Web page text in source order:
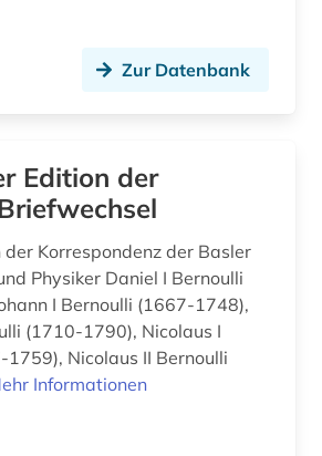
Zur Datenbank
Edition der
Korrespondenz der Basler
Physiker Daniel I Bernoulli
I Bernoulli (1667-1748),
(1710-1790), Nicolaus I
Nicolaus II Bernoulli
Informationen